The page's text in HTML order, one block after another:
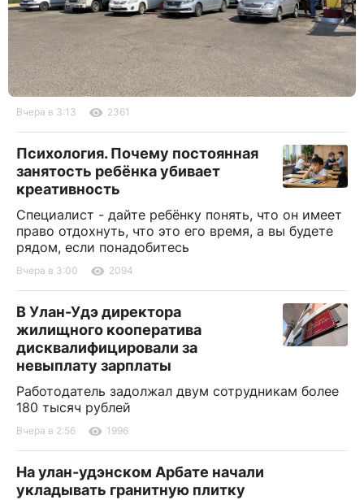
Вчера в 3:13 2361
Психология. Почему постоянная
занятость ребёнка убивает
креативность
Специалист - дайте ребёнку понять, что он имеет
право отдохнуть, что это его время, а вы будете
рядом, если понадобитесь
Вчера в 3:00 2094
В Улан-Удэ директора
жилищного кооператива
дисквалифицировали за
невыплату зарплаты
Работодатель задолжал двум сотрудникам более
180 тысяч рублей
Вчера в 2:56 1996
На улан-удэнском Арбате начали
укладывать гранитную плитку